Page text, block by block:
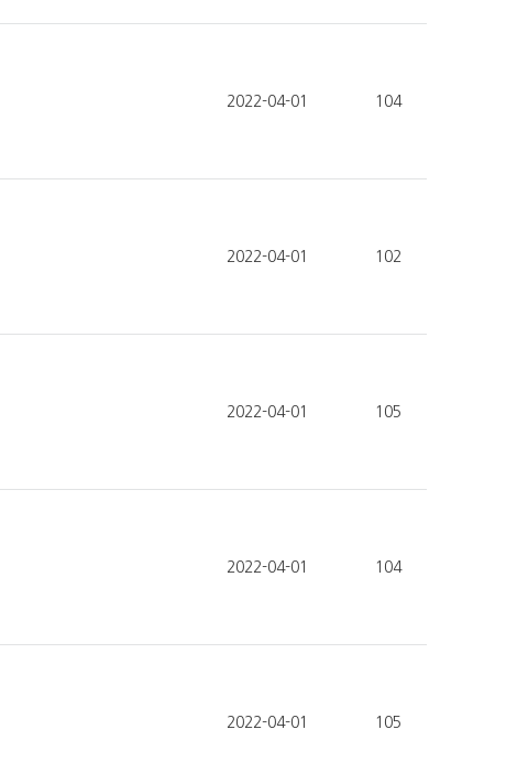
2022-04-01 104
2022-04-01 102
2022-04-01 105
2022-04-01 104
2022-04-01 105